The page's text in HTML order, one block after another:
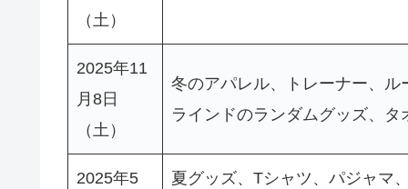
（土）
2025年11
月8日
（土）
冬のアパレル、トレーナー、
ラインドのランダムグッズ、
2025年5
夏グッズ、Tシャツ、パジャマ